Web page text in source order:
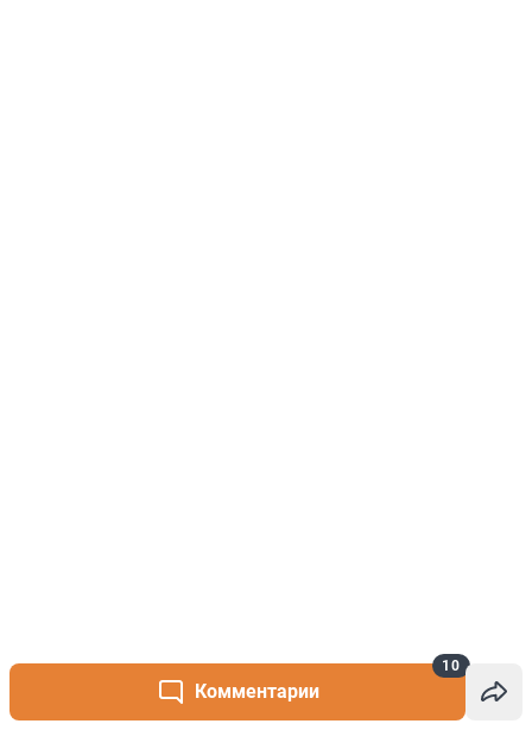
Комментарии
10